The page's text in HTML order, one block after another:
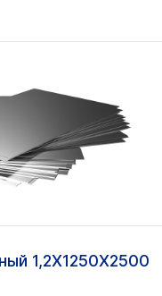
1,2Х1250Х2500